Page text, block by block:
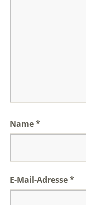
Name*
E-Mail-Adresse*